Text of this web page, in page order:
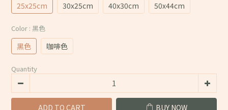
25x25cm 30x25cm 40x30cm 50x44cm
Color : 黑色
黑色 咖啡色
Quantity
ADD TO CART BUY NOW